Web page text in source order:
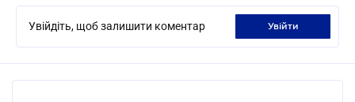
Увійдіть, щоб залишити коментар увійти